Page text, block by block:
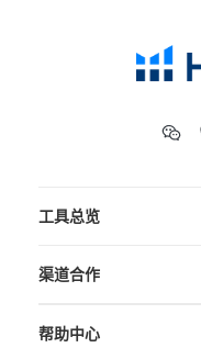
工具总览
渠道合作
帮助中心